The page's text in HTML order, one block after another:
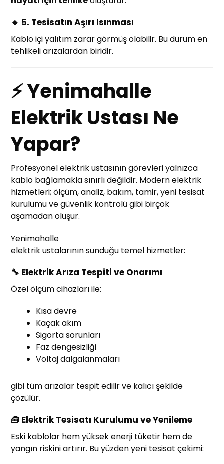
🔸 5. Tesisatın Aşırı Isınması
Kablo içi yalıtım zarar görmüş olabilir. Bu durum en
tehlikeli arızalardan biridir.
⚡ Yenimahalle
Elektrik Ustası Ne
Yapar?
Profesyonel elektrik ustasının görevleri yalnızca
kablo bağlamakla sınırlı değildir. Modern elektrik
hizmetleri; ölçüm, analiz, bakım, tamir, yeni tesisat
kurulumu ve güvenlik kontrolü gibi birçok
aşamadan oluşur.
Yenimahalle
elektrik ustalarının sunduğu temel hizmetler:
🔧 Elektrik Arıza Tespiti ve Onarımı
Özel ölçüm cihazları ile:
Kısa devre
Kaçak akım
Sigorta sorunları
Faz dengesizliği
Voltaj dalgalanmaları
gibi tüm arızalar tespit edilir ve kalıcı şekilde
çözülür.
🧰 Elektrik Tesisatı Kurulumu ve Yenileme
Eski kablolar hem yüksek enerji tüketir hem de
yangın riskini artırır. Bu yüzden yeni tesisat çekimi: